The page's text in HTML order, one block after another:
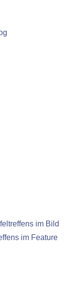
im Bild
im Feature